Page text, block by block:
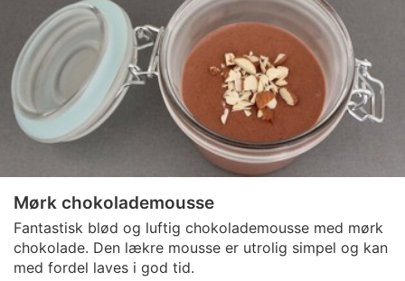
Mørk chokolademousse
Fantastisk blød og luftig chokolademousse med mørk
chokolade. Den lækre mousse er utrolig simpel og kan
med fordel laves i god tid.